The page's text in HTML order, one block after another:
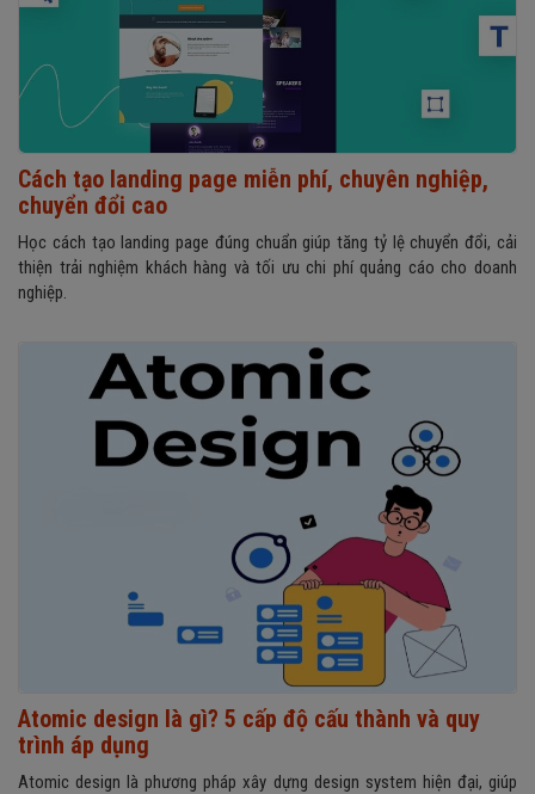
Cách tạo landing page miễn phí, chuyên nghiệp,
chuyển đổi cao
Học cách tạo landing page đúng chuẩn giúp tăng tỷ lệ chuyển đổi, cải
thiện trải nghiệm khách hàng và tối ưu chi phí quảng cáo cho doanh
nghiệp.
Atomic design là gì? 5 cấp độ cấu thành và quy
trình áp dụng
Atomic design là phương pháp xây dựng design system hiện đại, giúp